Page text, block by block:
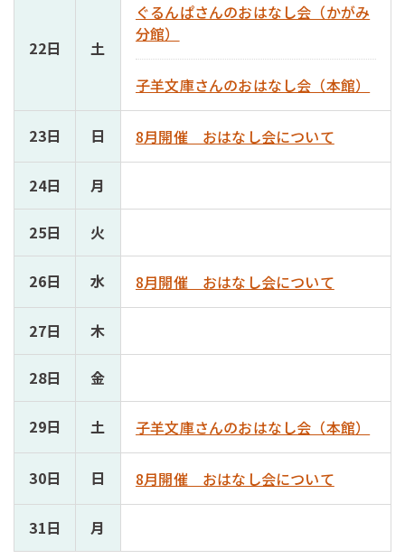
22日 土
ぐるんぱさんのおはなし会（かがみ
分館）
子羊文庫さんのおはなし会（本館）
23日 日 8月開催 おはなし会について
24日 月
25日 火
26日 水 8月開催 おはなし会について
27日 木
28日 金
29日 土 子羊文庫さんのおはなし会（本館）
30日 日 8月開催 おはなし会について
31日 月